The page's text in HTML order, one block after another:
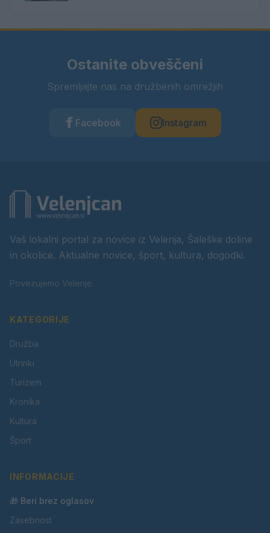
Ostanite obveščeni
Spremljajte nas na družbenih omrežjih
Facebook Instagram
Vaš lokalni portal za novice iz Velenja, Šaleške doline
in okolice. Aktualne novice, šport, kultura, dogodki.
Povezujemo Velenje.
KATEGORIJE
Družba
Utrinki
Turizem
Kronika
Kultura
Šport
INFORMACIJE
🎁 Beri brez oglasov
Zasebnost